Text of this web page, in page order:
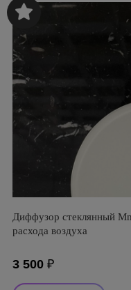
Диффузор стеклянный
расхода воздуха
3 500 ₽